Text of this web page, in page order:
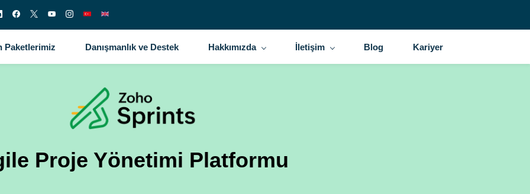
Paketlerimiz Danışmanlık ve Destek Hakkımızda İletişim Blog Kariyer
Proje Yönetimi Platformu